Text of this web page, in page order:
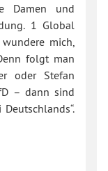
Damen und
1 Global
mich,
folgt man
oder Stefan
– dann sind